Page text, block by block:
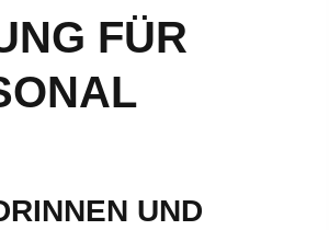
FÜR
UND